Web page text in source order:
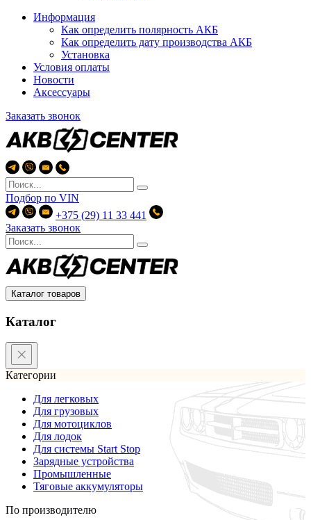
Информация
Как определить полярность АКБ
Как определить дату производства АКБ
Установка
Условия оплаты
Новости
Аксессуары
Заказать звонок
Подбор по VIN
+375 (29) 11 33 441
Заказать звонок
Каталог товаров
Каталог
Категории
Для легковых
Для грузовых
Для мотоциклов
Для лодок
Для системы Start Stop
Зарядные устройства
Промышленные
Тяговые аккумуляторы
По производителю